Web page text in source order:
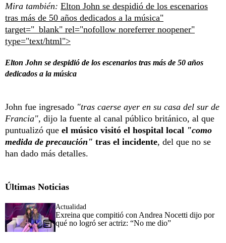
Mira también: Elton John se despidió de los escenarios
tras más de 50 años dedicados a la música"
target="_blank" rel="nofollow noreferrer noopener"
type="text/html">
Elton John se despidió de los escenarios tras más de 50 años
dedicados a la música
John fue ingresado "tras caerse ayer en su casa del sur de
Francia", dijo la fuente al canal público británico, al que
puntualizó que el músico visitó el hospital local "como
medida de precaución" tras el incidente, del que no se
han dado más detalles.
Últimas Noticias
Actualidad
Exreina que compitió con Andrea Nocetti dijo por
qué no logró ser actriz: “No me dio”